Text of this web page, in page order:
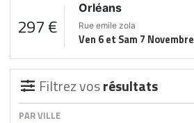
297 €
Orléans
Rue emile zola
Ven 6 et Sam 7 Novembre
Filtrez vosrésultats
PAR VILLE